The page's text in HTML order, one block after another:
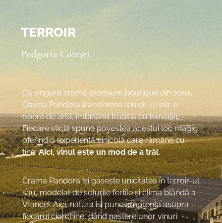
TERROIR
Podgoria Cotești
Crama Pandora își găsește unicitatea în terroir-ul
său, modelat de solurile fertile și clima blândă a
Vrancei. Aici, natura își pune amprenta asupra
fiecărui ciorchine, dând naștere unor vinuri
Ca singura cramă premium boutique din zonă,
Crama Pandora transformă terroir-ul într-o
operă de artă, îmbinând tradiția cu inovația.
Fiecare sticlă spune povestea acestui loc magic,
oferind o experiență vinicolă care rămâne cu
tine.Aici, vinul este un mod de a trăi.